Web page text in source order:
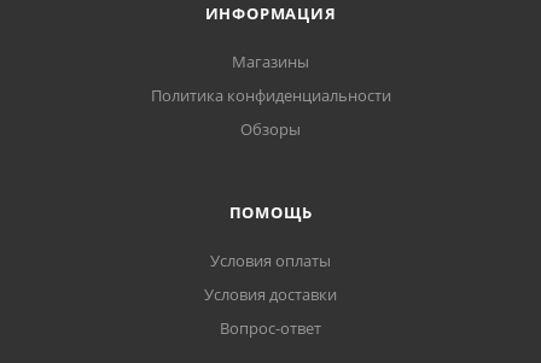
ИНФОРМАЦИЯ
Магазины
Политика конфиденциальности
Обзоры
ПОМОЩЬ
Условия оплаты
Условия доставки
Вопрос-ответ